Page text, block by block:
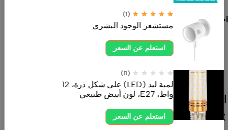
(1)
مستشعر الوجود البشري
استعلم عن السعر
(0)
لمبة ليد (LED) على شكل ذرة، 12
واط، E27، لون أبيض طبيعي
استعلم عن السعر
احتياجات المنازل
والمشاريع
بأفضل الأسعار
ahdksa.com
0554605558
اتصل بنا الآن